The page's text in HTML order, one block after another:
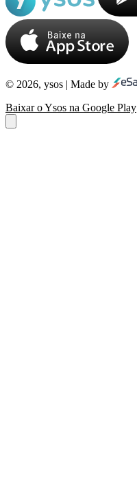
© 2026, ysos | Made by
Baixar o Ysos na Google Play